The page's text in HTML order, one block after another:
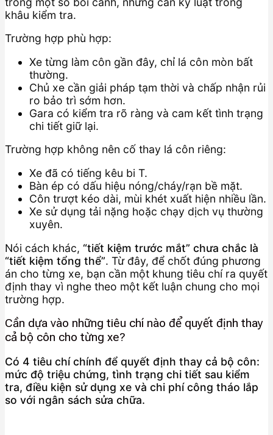
khâu kiểm tra.
Trường hợp phù hợp:
Xe từng làm côn gần đây, chỉ lá côn mòn bất
thường.
Chủ xe cần giải pháp tạm thời và chấp nhận rủi
ro bảo trì sớm hơn.
Gara có kiểm tra rõ ràng và cam kết tình trạng
chi tiết giữ lại.
Trường hợp không nên cố thay lá côn riêng:
Xe đã có tiếng kêu bi T.
Bàn ép có dấu hiệu nóng/cháy/rạn bề mặt.
Côn trượt kéo dài, mùi khét xuất hiện nhiều lần.
Xe sử dụng tải nặng hoặc chạy dịch vụ thường
xuyên.
Nói cách khác, “tiết kiệm trước mắt” chưa chắc là
“tiết kiệm tổng thể”. Từ đây, để chốt đúng phương
án cho từng xe, bạn cần một khung tiêu chí ra quyết
định thay vì nghe theo một kết luận chung cho mọi
trường hợp.
Cần dựa vào những tiêu chí nào để quyết định thay
cả bộ côn cho từng xe?
Có 4 tiêu chí chính để quyết định thay cả bộ côn:
mức độ triệu chứng, tình trạng chi tiết sau kiểm
tra, điều kiện sử dụng xe và chi phí công tháo lắp
so với ngân sách sửa chữa.